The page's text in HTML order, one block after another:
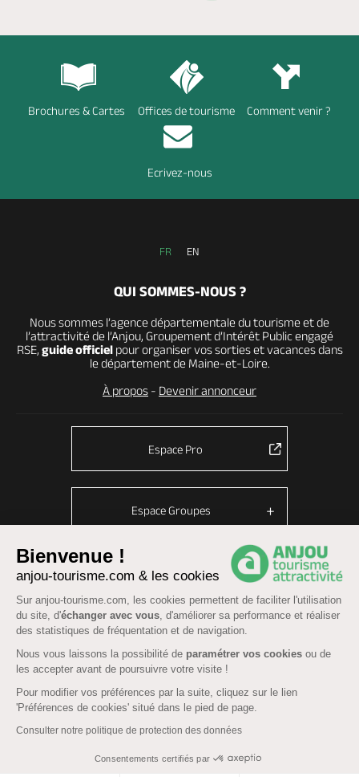
Bienvenue !
anjou-tourisme.com & les cookies
Sur anjou-tourisme.com, les cookies permettent de faciliter l'utilisation
du site, d'échanger avec vous, d'améliorer sa performance et réaliser
des statistiques de fréquentation et de navigation.
Nous vous laissons la possibilité de paramétrer vos cookies ou de
les accepter avant de poursuivre votre visite !
Pour modifier vos préférences par la suite, cliquez sur le lien
'Préférences de cookies' situé dans le pied de page.
Consulter notre politique de protection des données
Consentements certifiés par
Brochures & Cartes Offices de tourisme Comment venir ?
Ecrivez-nous
FR EN
QUI SOMMES-NOUS ?
Nous sommes l’agence départementale du tourisme et de
l’attractivité de l’Anjou, Groupement d’Intérêt Public engagé
RSE, guide officielpour organiser vos sorties et vacances dans
le département de Maine-et-Loire.
À propos - Devenir annonceur
Espace Pro
Espace Groupes
© Anjou tourisme 2026 -Plan du site-Fonctionnement du site
Mentions légales Données personnelles
Cookies
CGU Réservation-Accessibilité : partiellement conforme